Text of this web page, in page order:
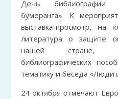
День библиографии
бумеранга». К
выставка-просмотр, на
литература о защите
нашей стране,
библиографических
тематику и беседа «Люди
24 октября отмечают